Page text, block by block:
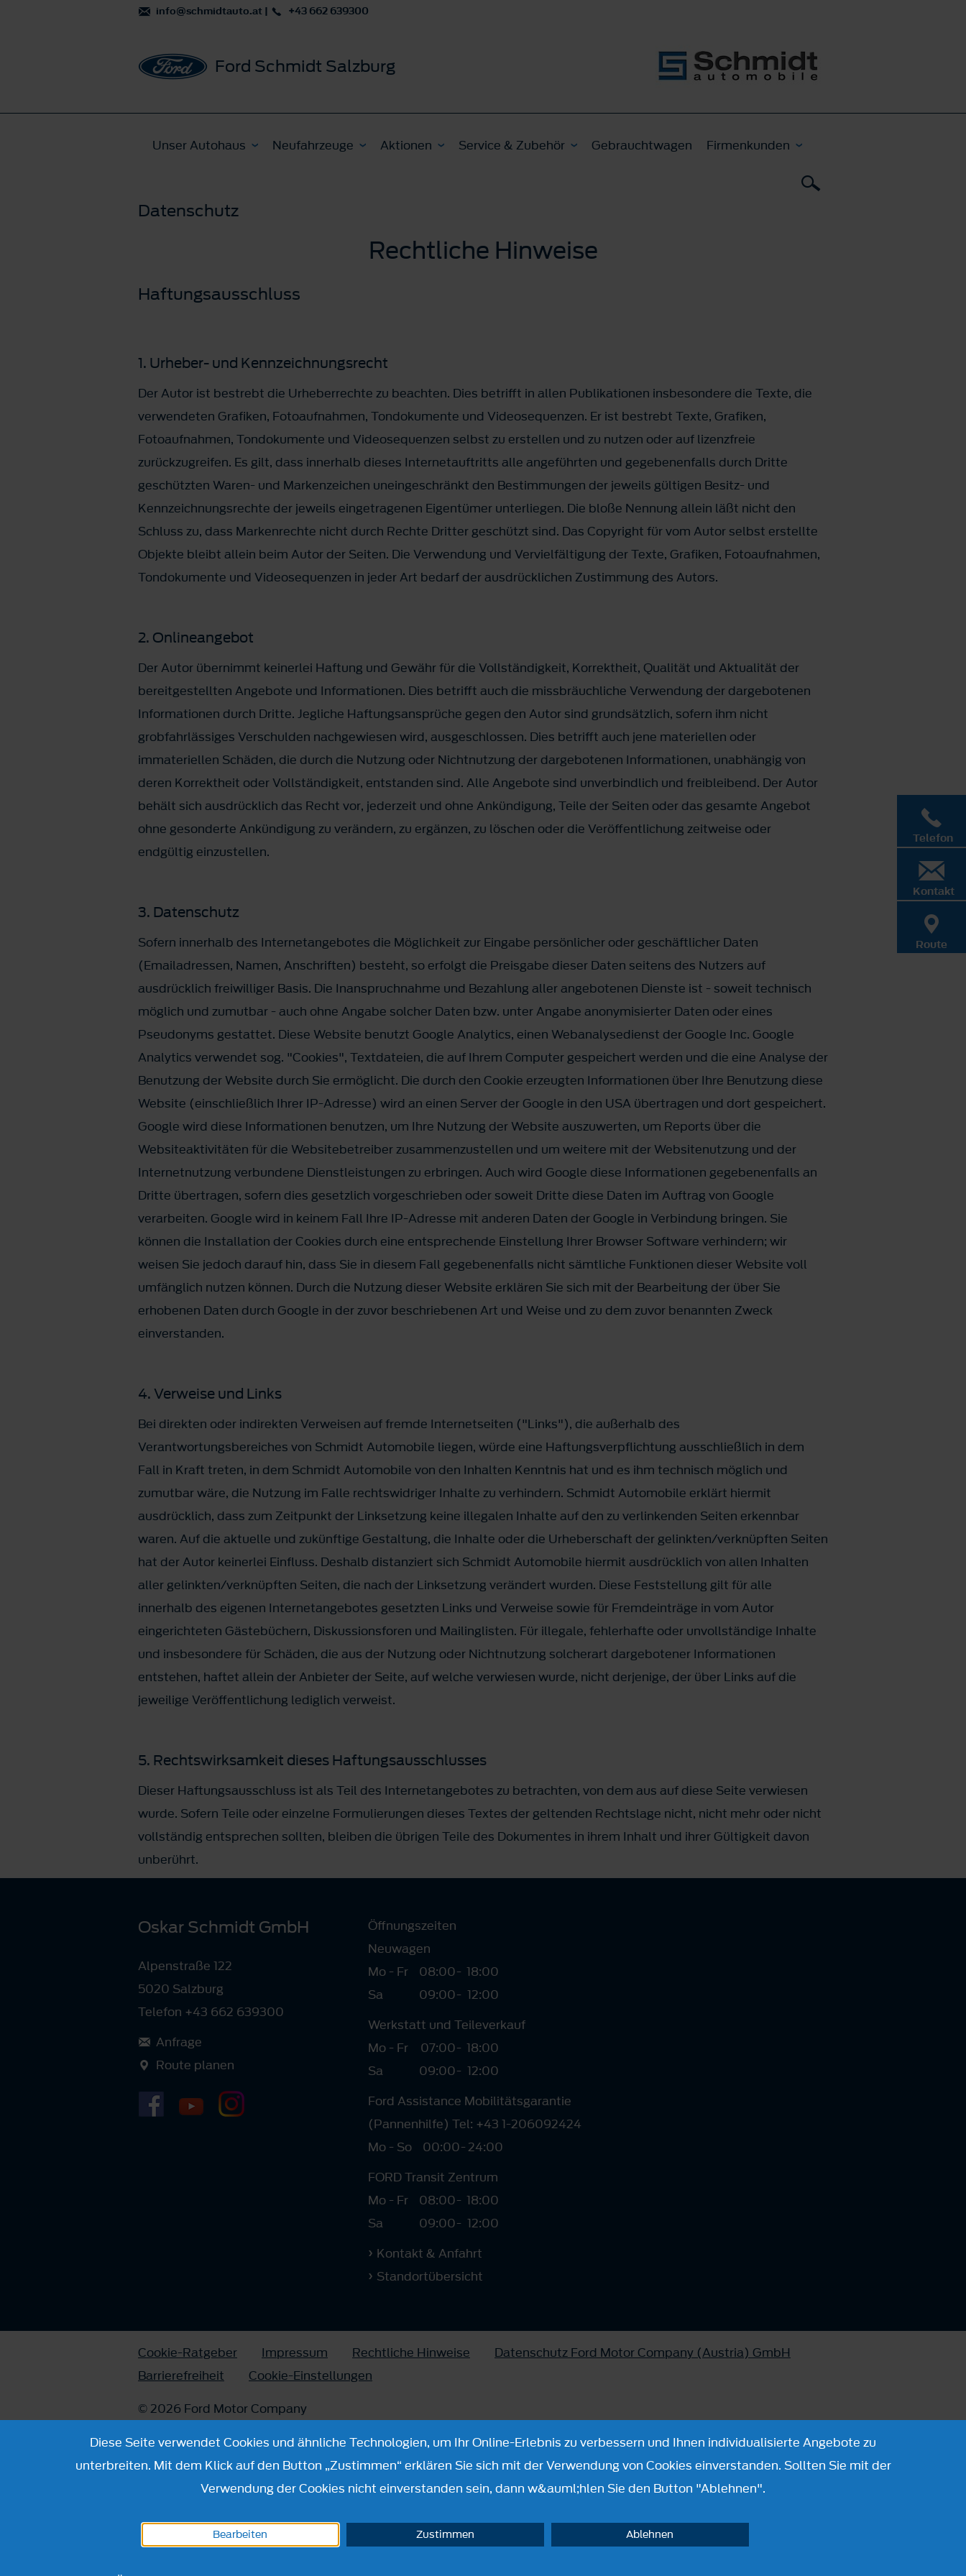
info@schmidtauto.at | +43 662 639300
Ford Schmidt Salzburg
Unser Autohaus Neufahrzeuge Aktionen Service & Zubehör Gebrauchtwagen Firmenkunden
Datenschutz
Rechtliche Hinweise
Haftungsausschluss
1. Urheber- und Kennzeichnungsrecht
Der Autor ist bestrebt die Urheberrechte zu beachten. Dies betrifft in allen Publikationen insbesondere die Texte, die
verwendeten Grafiken, Fotoaufnahmen, Tondokumente und Videosequenzen. Er ist bestrebt Texte, Grafiken,
Fotoaufnahmen, Tondokumente und Videosequenzen selbst zu erstellen und zu nutzen oder auf lizenzfreie
zurückzugreifen. Es gilt, dass innerhalb dieses Internetauftritts alle angeführten und gegebenenfalls durch Dritte
geschützten Waren- und Markenzeichen uneingeschränkt den Bestimmungen der jeweils gültigen Besitz- und
Kennzeichnungsrechte der jeweils eingetragenen Eigentümer unterliegen. Die bloße Nennung allein läßt nicht den
Schluss zu, dass Markenrechte nicht durch Rechte Dritter geschützt sind. Das Copyright für vom Autor selbst erstellte
Objekte bleibt allein beim Autor der Seiten. Die Verwendung und Vervielfältigung der Texte, Grafiken, Fotoaufnahmen,
Tondokumente und Videosequenzen in jeder Art bedarf der ausdrücklichen Zustimmung des Autors.
2. Onlineangebot
Der Autor übernimmt keinerlei Haftung und Gewähr für die Vollständigkeit, Korrektheit, Qualität und Aktualität der
bereitgestellten Angebote und Informationen. Dies betrifft auch die missbräuchliche Verwendung der dargebotenen
Informationen durch Dritte. Jegliche Haftungsansprüche gegen den Autor sind grundsätzlich, sofern ihm nicht
grobfahrlässiges Verschulden nachgewiesen wird, ausgeschlossen. Dies betrifft auch jene materiellen oder
immateriellen Schäden, die durch die Nutzung oder Nichtnutzung der dargebotenen Informationen, unabhängig von
deren Korrektheit oder Vollständigkeit, entstanden sind. Alle Angebote sind unverbindlich und freibleibend. Der Autor
behält sich ausdrücklich das Recht vor, jederzeit und ohne Ankündigung, Teile der Seiten oder das gesamte Angebot
ohne gesonderte Ankündigung zu verändern, zu ergänzen, zu löschen oder die Veröffentlichung zeitweise oder
endgültig einzustellen.
3. Datenschutz
Sofern innerhalb des Internetangebotes die Möglichkeit zur Eingabe persönlicher oder geschäftlicher Daten
(Emailadressen, Namen, Anschriften) besteht, so erfolgt die Preisgabe dieser Daten seitens des Nutzers auf
ausdrücklich freiwilliger Basis. Die Inanspruchnahme und Bezahlung aller angebotenen Dienste ist - soweit technisch
möglich und zumutbar - auch ohne Angabe solcher Daten bzw. unter Angabe anonymisierter Daten oder eines
Pseudonyms gestattet. Diese Website benutzt Google Analytics, einen Webanalysedienst der Google Inc. Google
Analytics verwendet sog. "Cookies", Textdateien, die auf Ihrem Computer gespeichert werden und die eine Analyse der
Benutzung der Website durch Sie ermöglicht. Die durch den Cookie erzeugten Informationen über Ihre Benutzung diese
Website (einschließlich Ihrer IP-Adresse) wird an einen Server der Google in den USA übertragen und dort gespeichert.
Google wird diese Informationen benutzen, um Ihre Nutzung der Website auszuwerten, um Reports über die
Websiteaktivitäten für die Websitebetreiber zusammenzustellen und um weitere mit der Websitenutzung und der
Internetnutzung verbundene Dienstleistungen zu erbringen. Auch wird Google diese Informationen gegebenenfalls an
Dritte übertragen, sofern dies gesetzlich vorgeschrieben oder soweit Dritte diese Daten im Auftrag von Google
verarbeiten. Google wird in keinem Fall Ihre IP-Adresse mit anderen Daten der Google in Verbindung bringen. Sie
können die Installation der Cookies durch eine entsprechende Einstellung Ihrer Browser Software verhindern; wir
weisen Sie jedoch darauf hin, dass Sie in diesem Fall gegebenenfalls nicht sämtliche Funktionen dieser Website voll
umfänglich nutzen können. Durch die Nutzung dieser Website erklären Sie sich mit der Bearbeitung der über Sie
erhobenen Daten durch Google in der zuvor beschriebenen Art und Weise und zu dem zuvor benannten Zweck
einverstanden.
4. Verweise und Links
Bei direkten oder indirekten Verweisen auf fremde Internetseiten ("Links"), die außerhalb des
Verantwortungsbereiches von Schmidt Automobile liegen, würde eine Haftungsverpflichtung ausschließlich in dem
Fall in Kraft treten, in dem Schmidt Automobile von den Inhalten Kenntnis hat und es ihm technisch möglich und
zumutbar wäre, die Nutzung im Falle rechtswidriger Inhalte zu verhindern. Schmidt Automobile erklärt hiermit
ausdrücklich, dass zum Zeitpunkt der Linksetzung keine illegalen Inhalte auf den zu verlinkenden Seiten erkennbar
waren. Auf die aktuelle und zukünftige Gestaltung, die Inhalte oder die Urheberschaft der gelinkten/verknüpften Seiten
hat der Autor keinerlei Einfluss. Deshalb distanziert sich Schmidt Automobile hiermit ausdrücklich von allen Inhalten
aller gelinkten/verknüpften Seiten, die nach der Linksetzung verändert wurden. Diese Feststellung gilt für alle
innerhalb des eigenen Internetangebotes gesetzten Links und Verweise sowie für Fremdeinträge in vom Autor
eingerichteten Gästebüchern, Diskussionsforen und Mailinglisten. Für illegale, fehlerhafte oder unvollständige Inhalte
und insbesondere für Schäden, die aus der Nutzung oder Nichtnutzung solcherart dargebotener Informationen
entstehen, haftet allein der Anbieter der Seite, auf welche verwiesen wurde, nicht derjenige, der über Links auf die
jeweilige Veröffentlichung lediglich verweist.
5. Rechtswirksamkeit dieses Haftungsausschlusses
Dieser Haftungsausschluss ist als Teil des Internetangebotes zu betrachten, von dem aus auf diese Seite verwiesen
wurde. Sofern Teile oder einzelne Formulierungen dieses Textes der geltenden Rechtslage nicht, nicht mehr oder nicht
vollständig entsprechen sollten, bleiben die übrigen Teile des Dokumentes in ihrem Inhalt und ihrer Gültigkeit davon
unberührt.
Telefon
Kontakt
Route
Oskar Schmidt GmbH
Alpenstraße 122
5020 Salzburg
Telefon +43 662 639300
Anfrage
Route planen
Öffnungszeiten
Neuwagen
Mo - Fr
08:00- 18:00
Sa
09:00- 12:00
Werkstatt und Teileverkauf
Mo - Fr
07:00- 18:00
Sa
09:00- 12:00
Ford Assistance Mobilitätsgarantie
(Pannenhilfe) Tel: +43 1-206092424
Mo - So
00:00-24:00
FORD Transit Zentrum
Mo - Fr
08:00- 18:00
Sa
09:00- 12:00
Kontakt & Anfahrt
Standortübersicht
Cookie-Ratgeber Impressum Rechtliche Hinweise
Datenschutz Ford Motor Company (Austria) GmbH
Barrierefreiheit
Cookie-Einstellungen
© 2026 Ford Motor Company
Diese Seite verwendet Cookies und ähnliche Technologien, um Ihr Online-Erlebnis zu verbessern und Ihnen individualisierte Angebote zu
unterbreiten. Mit dem Klick auf den Button „Zustimmen“ erklären Sie sich mit der Verwendung von Cookies einverstanden. Sollten Sie mit der
Verwendung der Cookies nicht einverstanden sein, dann w&auml;hlen Sie den Button "Ablehnen".
Bearbeiten Zustimmen Ablehnen